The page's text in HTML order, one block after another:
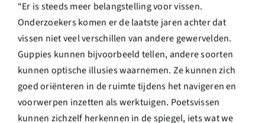
“Er is steeds meer belangstelling voor vissen.
Onderzoekers komen er de laatste jaren achter dat
vissen niet veel verschillen van andere gewervelden.
Guppies kunnen bijvoorbeeld tellen, andere soorten
kunnen optische illusies waarnemen. Ze kunnen zich
goed oriënteren in de ruimte tijdens het navigeren en
voorwerpen inzetten als werktuigen. Poetsvissen
kunnen zichzelf herkennen in de spiegel, iets wat we